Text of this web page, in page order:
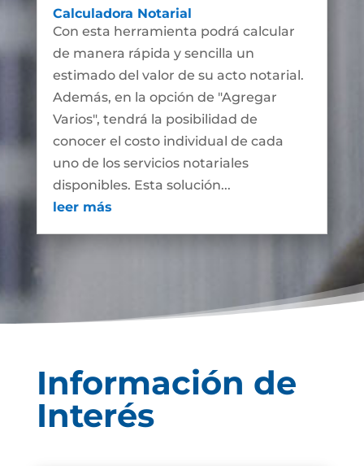
Calculadora Notarial
Con esta herramienta podrá calcular
de manera rápida y sencilla un
estimado del valor de su acto notarial.
Además, en la opción de "Agregar
Varios", tendrá la posibilidad de
conocer el costo individual de cada
uno de los servicios notariales
disponibles. Esta solución...
leer más
Información de
Interés